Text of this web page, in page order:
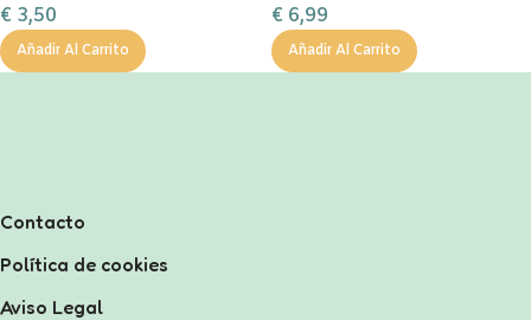
€ 3,50
Añadir Al Carrito
€ 6,99
Añadir Al Carrito
Contacto
Política de cookies
Aviso Legal